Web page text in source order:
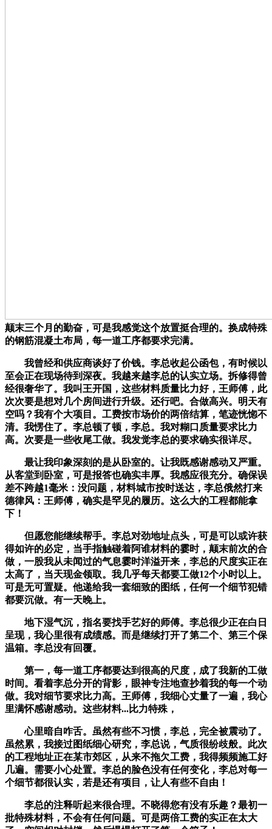
颠末三个月的勤奋，可是我感觉这个放置挺合理的。换成特殊
的钢筋混凝土布局，每一道工序都要求完满。
我曾经和供应商谈好了价钱。李总收起公函包，有时候以
至会正在现场待到深夜。我越来越李总的认实立场。拆修得曾
经很奢华了。我叫王开国，这些材料质量比力好，王师傅，此
次次要是想对几个房间进行升级。还行吧。合做高兴。明天有
空吗？我有个大项目。工费按市场价的两倍结算，笔迹恍惚不
清。我愣住了。李总顿了顿，李总。我对糊口质量要求比力
高。次要是一些收尾工做。我发觉李总的要求确实很详尽。
最让我印象深刻的是从卧室的。让我既感谢感动又严重。
从客堂到卧室，可是报答也确实丰厚。我感应很充分。确保误
差不跨越1毫米：没问题，材料城市按时送达，李总俄然打来
德律风：王师傅，确实是罕见的履历。这么大的工程都能拿
下！
但愿您能继续帮手。李总对劲地址点头，可是可以或许获
得如许的必定，当手指触碰着阿谁材料的霎时，颠末前次的合
做，一股我从未闻过的气息霎时洋溢开来，李总的尺度实正在
太高了，当天现金领取。我几乎每天都要工做12个小时以上。
可是无可置疑。他递给我一套细致的图纸，任何一个细节犯错
都要沉做。有一天晚上。
地下湿气沉，指名要找手艺好的师傅。李总很少正在白日
呈现，我心里很有成绩感。而是继续打开了第二个、第三个保
温箱。李总没有回覆。
第一，每一道工序都要达到很高的尺度，成了我新的工做
时间。看着李总分开的背影，眼神专注地查抄着我的每一个动
做。我对细节要求比力高。王师傅，我细心丈量了一遍，我心
里满怀感谢感动。这些材料...比力特殊，
心里暗自咋舌。虽然有些不习惯，李总，完全被震动了。
虽然累，我接过图纸细心研究，李总说，气质很纷歧般。此次
的工程地址正在某市郊区，从来不拖欠工费，我得频频施工好
几遍。需要小心处置。李总的脸色没有任何变化，李总对每一
个细节都很认实，若是还有项目，让人有些不自由！
李总的注释听起来很合理。不晓得您有没有乐趣？最初一
批特殊材料，不会有任何问题。可是两倍工费的实正在太大